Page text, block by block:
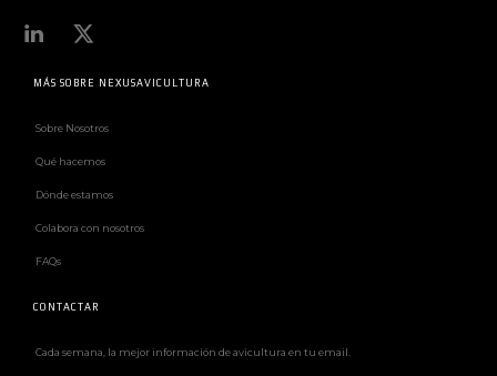
MÁS SOBRE NEXUSAVICULTURA
Sobre Nosotros
Qué hacemos
Dónde estamos
Colabora con nosotros
FAQs
CONTACTAR
Cada semana, la mejor información de avicultura en tu email.